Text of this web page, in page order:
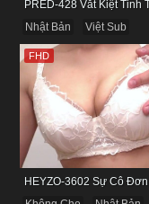
Nhật Bản
Việt Sub
FHD